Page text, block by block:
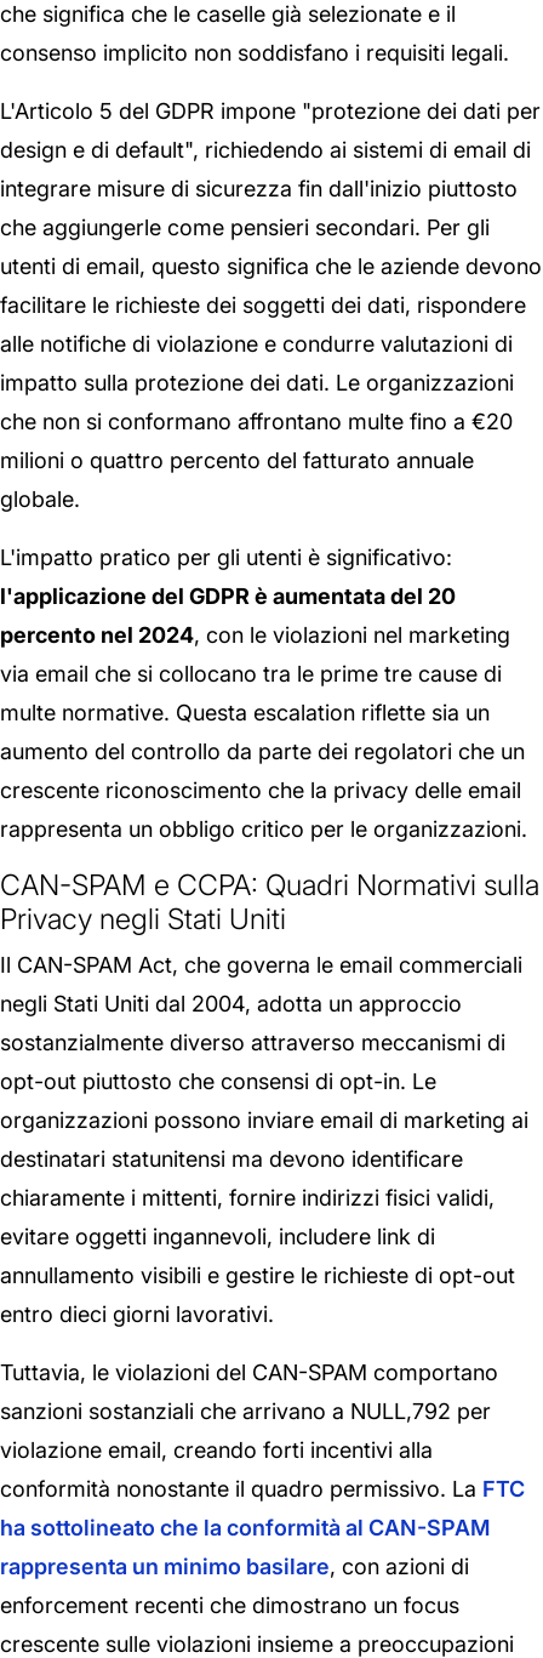
che significa che le caselle già selezionate e il
consenso implicito non soddisfano i requisiti legali.
L'Articolo 5 del GDPR impone "protezione dei dati per
design e di default", richiedendo ai sistemi di email di
integrare misure di sicurezza fin dall'inizio piuttosto
che aggiungerle come pensieri secondari. Per gli
utenti di email, questo significa che le aziende devono
facilitare le richieste dei soggetti dei dati, rispondere
alle notifiche di violazione e condurre valutazioni di
impatto sulla protezione dei dati. Le organizzazioni
che non si conformano affrontano multe fino a €20
milioni o quattro percento del fatturato annuale
globale.
L'impatto pratico per gli utenti è significativo:
l'applicazione del GDPR è aumentata del 20
percento nel 2024, con le violazioni nel marketing
via email che si collocano tra le prime tre cause di
multe normative. Questa escalation riflette sia un
aumento del controllo da parte dei regolatori che un
crescente riconoscimento che la privacy delle email
rappresenta un obbligo critico per le organizzazioni.
CAN-SPAM e CCPA: Quadri Normativi sulla
Privacy negli Stati Uniti
Il CAN-SPAM Act, che governa le email commerciali
negli Stati Uniti dal 2004, adotta un approccio
sostanzialmente diverso attraverso meccanismi di
opt-out piuttosto che consensi di opt-in. Le
organizzazioni possono inviare email di marketing ai
destinatari statunitensi ma devono identificare
chiaramente i mittenti, fornire indirizzi fisici validi,
evitare oggetti ingannevoli, includere link di
annullamento visibili e gestire le richieste di opt-out
entro dieci giorni lavorativi.
Tuttavia, le violazioni del CAN-SPAM comportano
sanzioni sostanziali che arrivano a NULL,792 per
violazione email, creando forti incentivi alla
conformità nonostante il quadro permissivo. La FTC
ha sottolineato che la conformità al CAN-SPAM
rappresenta un minimo basilare, con azioni di
enforcement recenti che dimostrano un focus
crescente sulle violazioni insieme a preoccupazioni